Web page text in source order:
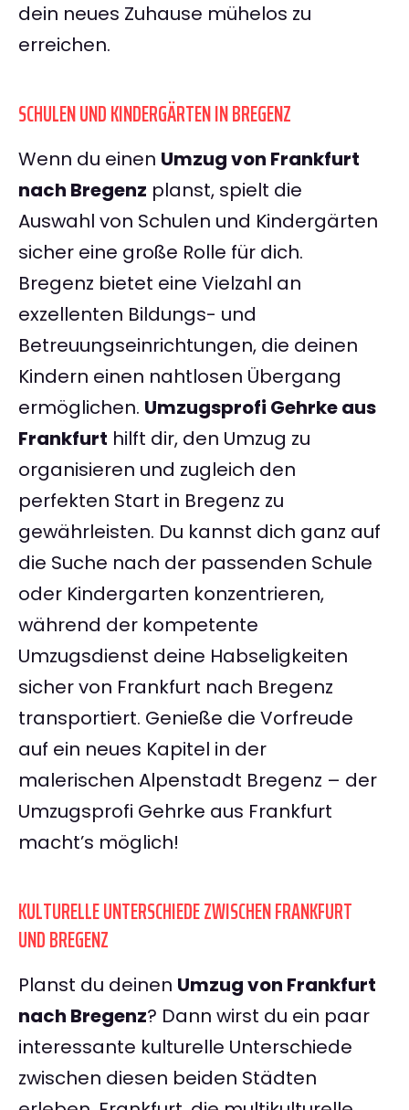
dein neues Zuhause mühelos zu
erreichen.
SCHULEN UND KINDERGÄRTEN IN BREGENZ
Wenn du einen Umzug von Frankfurt
nach Bregenz planst, spielt die
Auswahl von Schulen und Kindergärten
sicher eine große Rolle für dich.
Bregenz bietet eine Vielzahl an
exzellenten Bildungs- und
Betreuungseinrichtungen, die deinen
Kindern einen nahtlosen Übergang
ermöglichen. Umzugsprofi Gehrke aus
Frankfurt hilft dir, den Umzug zu
organisieren und zugleich den
perfekten Start in Bregenz zu
gewährleisten. Du kannst dich ganz auf
die Suche nach der passenden Schule
oder Kindergarten konzentrieren,
während der kompetente
Umzugsdienst deine Habseligkeiten
sicher von Frankfurt nach Bregenz
transportiert. Genieße die Vorfreude
auf ein neues Kapitel in der
malerischen Alpenstadt Bregenz – der
Umzugsprofi Gehrke aus Frankfurt
macht’s möglich!
KULTURELLE UNTERSCHIEDE ZWISCHEN FRANKFURT
UND BREGENZ
Planst du deinen Umzug von Frankfurt
nach Bregenz? Dann wirst du ein paar
interessante kulturelle Unterschiede
zwischen diesen beiden Städten